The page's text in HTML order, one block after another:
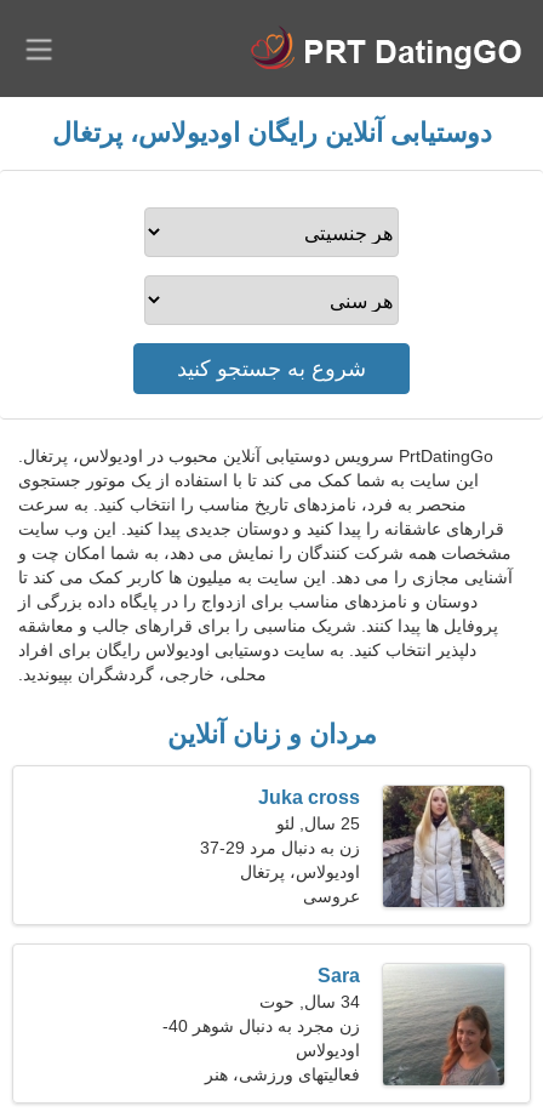
دوستیابی آنلاین رایگان اودیولاس، پرتغال
PrtDatingGo سرویس دوستیابی آنلاین محبوب در اودیولاس، پرتغال.
این سایت به شما کمک می کند تا با استفاده از یک موتور جستجوی
منحصر به فرد، نامزدهای تاریخ مناسب را انتخاب کنید. به سرعت
قرارهای عاشقانه را پیدا کنید و دوستان جدیدی پیدا کنید. این وب سایت
مشخصات همه شرکت کنندگان را نمایش می دهد، به شما امکان چت و
آشنایی مجازی را می دهد. این سایت به میلیون ها کاربر کمک می کند تا
دوستان و نامزدهای مناسب برای ازدواج را در پایگاه داده بزرگی از
پروفایل ها پیدا کنند. شریک مناسبی را برای قرارهای جالب و معاشقه
دلپذیر انتخاب کنید. به سایت دوستیابی اودیولاس رایگان برای افراد
محلی، خارجی، گردشگران بپیوندید.
مردان و زنان آنلاین
Juka cross
25 سال, لئو
زن به دنبال مرد 29-37
اودیولاس، پرتغال
عروسی
Sara
34 سال, حوت
زن مجرد به دنبال شوهر 40-
46
اودیولاس
فعالیتهای ورزشی، هنر